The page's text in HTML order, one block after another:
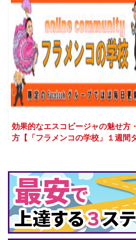
効果的なエスコビージャの魅せ方
方【「フラメンコの学校」１週間